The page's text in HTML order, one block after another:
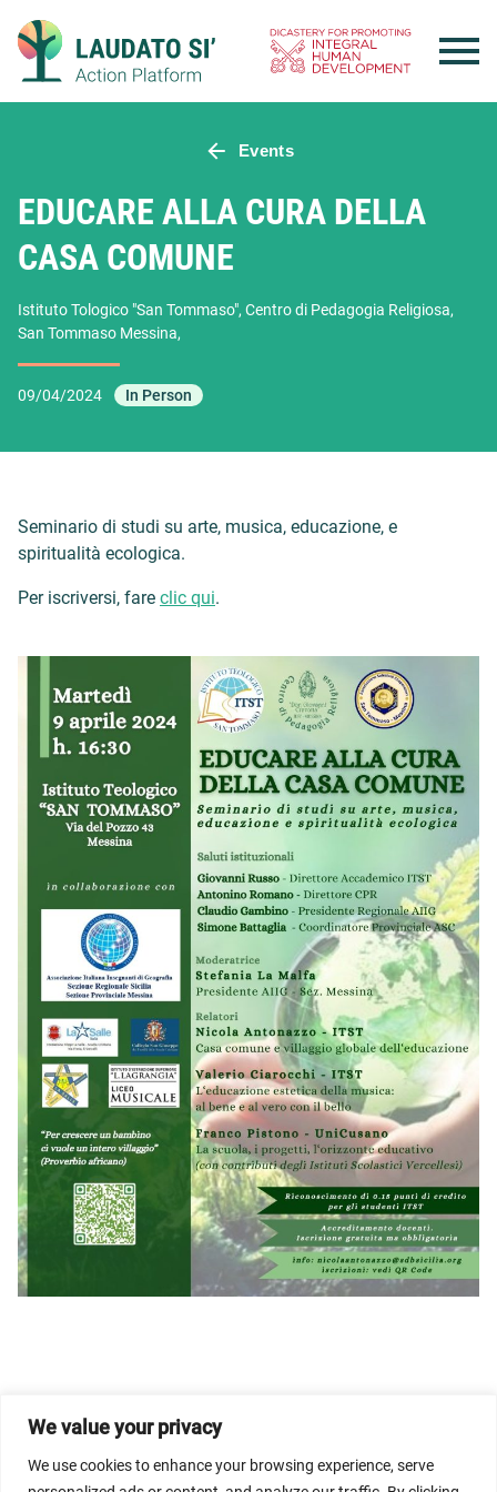
We value your privacy
We use cookies to enhance your browsing experience, serve
content
Events
EDUCARE ALLA CURA DELLA
CASA COMUNE
Istituto Tologico "San Tommaso", Centro di Pedagogia Religiosa,
San Tommaso Messina,
09/04/2024 In Person
Seminario di studi su arte, musica, educazione, e
spiritualità ecologica.
Per iscriversi, fare clic qui.
© 2026 Dicastery for Promoting Integral Human
Development: Home Banner image property of Vatican